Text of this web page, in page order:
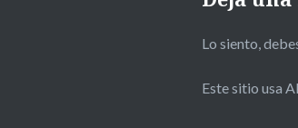
Lo siento,
Este sitio usa